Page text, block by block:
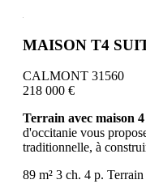
MAISON T4
CALMONT 31560
218 000 €
Terrain avec maison
d'occitanie vous
traditionnelle, à
89 m² 3 ch. 4 p. Terrain